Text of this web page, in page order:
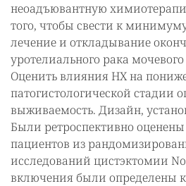
неоадъювантную
того, чтобы свести к
лечение и откладывание
уротелиального рака
Оценить влияния НХ на
патогистологической стадии
выживаемость. Дизайн,
Были ретроспективно
пациентов из
исследований цистэктомии
включения были определены